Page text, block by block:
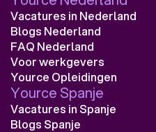
Vacatures in Nederland
Blogs Nederland
FAQ Nederland
Voor werkgevers
Yource Opleidingen
Yource Spanje
Vacatures in Spanje
Blogs Spanje